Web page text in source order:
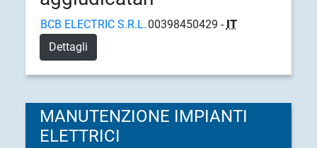
BCB ELECTRIC S.R.L. 00398450429 - IT
Dettagli
MANUTENZIONE IMPIANTI
ELETTRICI